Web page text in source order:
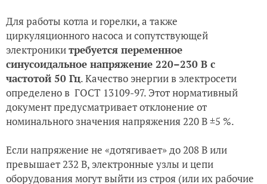
Для работы котла и горелки, а также
циркуляционного насоса и сопутствующей
электроникитребуется переменное
синусоидальное напряжение 220–230 В с
частотой 50 Гц. Качество энергии в электросети
определено в ГОСТ 13109-97. Этот нормативный
документ предусматривает отклонение от
номинального значения напряжения 220 В ±5 %.
Если напряжение не «дотягивает» до 208 В или
превышает 232 В, электронные узлы и цепи
оборудования могут выйти из строя (или их рабочие